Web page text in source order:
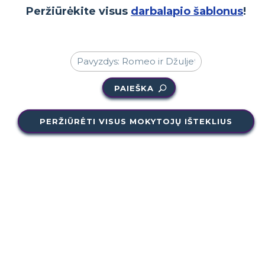
Peržiūrėkite visus darbalapio šablonus!
PAIEŠKA
PERŽIŪRĖTI VISUS MOKYTOJŲ IŠTEKLIUS